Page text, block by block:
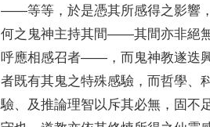
——等等 ，於是憑其所感得之影響
何之鬼神主持其間——其間亦非絕
呼應相感召者——， 而鬼神教遂迭
者既有其鬼之特殊感驗 ， 而哲學、
驗、 及推論理智以斥其必無 ， 固不